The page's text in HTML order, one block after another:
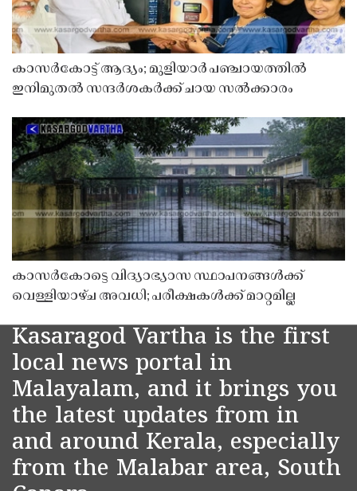
കാസർകോട്ട് ആദ്യം; മുളിയാർ പഞ്ചായത്തിൽ
ഇനിമുതൽ സന്ദർശകർക്ക് ചായ സൽക്കാരം
കാസർകോട്ടെ വിദ്യാഭ്യാസ സ്ഥാപനങ്ങൾക്ക്
വെള്ളിയാഴ്ച അവധി; പരീക്ഷകൾക്ക് മാറ്റമില്ല
Kasaragod Vartha is the first
local news portal in
Malayalam, and it brings you
the latest updates from in
and around Kerala, especially
from the Malabar area, South